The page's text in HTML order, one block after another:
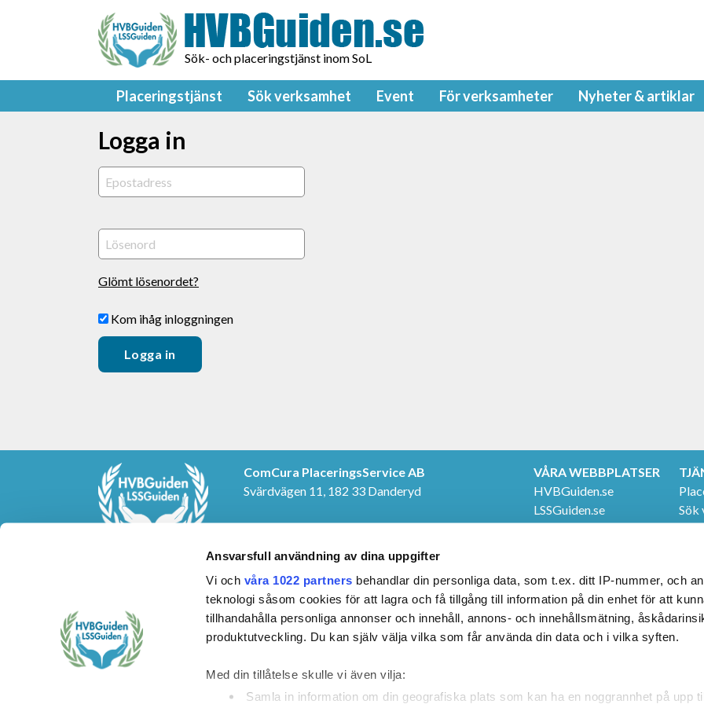
Ansvarsfull användning av dina uppgifter
Vi och våra 1022 partners behandlar din personliga data, som t.ex. ditt IP-nummer, och
teknologi såsom cookies för att lagra och få tillgång till information på din enhet för att
tillhandahålla personliga annonser och innehåll, annons- och innehållsmätning,
produktutveckling. Du kan själv välja vilka som får använda din data och i vilka syften.
Med din tillåtelse skulle vi även vilja:
Samla in information om din geografiska plats som kan ha en noggrannhet på upp
Sök- och placeringstjänst inom SoL
Placeringstjänst Sök verksamhet Event För verksamheter Nyheter & artiklar
Logga in
Glömt lösenordet?
Kom ihåg inloggningen
ComCura PlaceringsService AB
Svärdvägen 11, 182 33 Danderyd
Telefon: 08-459 24 20
VÅRA WEBBPLATSER
HVBGuiden.se
LSSGuiden.se
Sök